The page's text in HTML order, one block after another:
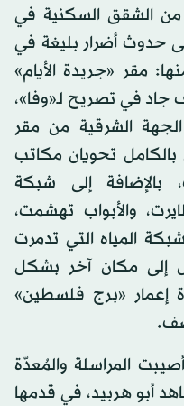
الشقق السكنية في
حدوث أضرار بليغة في
مقر «جريدة الأيام»
جاد في تصريح لـ«وفا»،
الشرقية من مقر
تحويان مكاتب
بالإضافة إلى شبكة
والأبواب تهشمت،
المياه التي تدمرت
إلى مكان آخر بشكل
إعمار «برج فلسطين»
أصيبت المراسلة والمُعدّة
أبو هربيد، في قدمها